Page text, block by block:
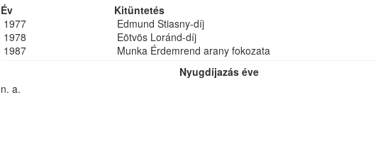
Év
Kitüntetés
1977
Edmund Stiasny-díj
1978
Eötvös Loránd-díj
1987
Munka Érdemrend arany fokozata
Nyugdíjazás éve
n. a.